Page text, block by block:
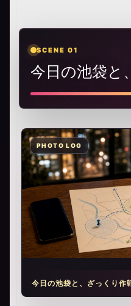
SCENE 01
今日の池袋と
今日の池袋と、ざっくり作